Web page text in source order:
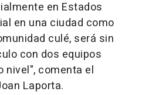
en Estados
en una ciudad como
culé, será sin
con dos equipos
nivel", comenta el
Laporta.